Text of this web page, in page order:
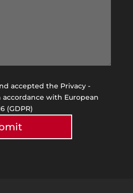
accepted the Privacy -
accordance with European
(GDPR)